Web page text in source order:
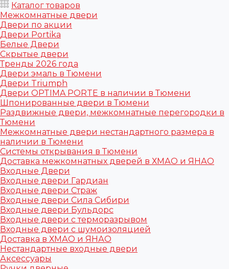
Каталог товаров
Межкомнатные двери
Двери по акции
Двери Portika
Белые Двери
Скрытые двери
Тренды 2026 года
Двери эмаль в Тюмени
Двери Triumph
Двери OPTIMA PORTE в наличии в Тюмени
Шпонированные двери в Тюмени
Раздвижные двери, межкомнатные перегородки в
Тюмени
Межкомнатные двери нестандартного размера в
наличии в Тюмени
Системы открывания в Тюмени
Доставка межкомнатных дверей в ХМАО и ЯНАО
Входные Двери
Входные двери Гардиан
Входные двери Страж
Входные двери Сила Сибири
Входные двери Бульдорс
Входные двери с терморазрывом
Входные двери с шумоизоляцией
Доставка в ХМАО и ЯНАО
Нестандартные входные двери
Аксессуары